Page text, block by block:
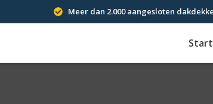
Meer dan 2.000 aangesloten